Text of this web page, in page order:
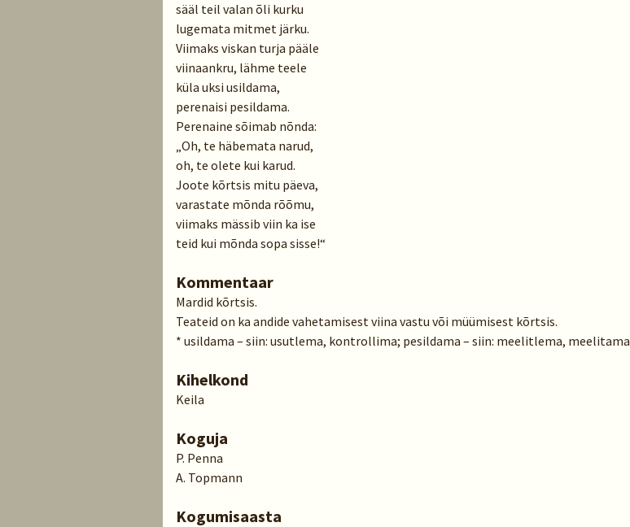
sääl teil valan õli kurku
lugemata mitmet järku.
Viimaks viskan turja pääle
viinaankru, lähme teele
küla uksi usildama,
perenaisi pesildama.
Perenaine sõimab nõnda:
„Oh, te häbemata narud,
oh, te olete kui karud.
Joote kõrtsis mitu päeva,
varastate mõnda rõõmu,
viimaks mässib viin ka ise
teid kui mõnda sopa sisse!“
Kommentaar
Mardid kõrtsis.
Teateid on ka andide vahetamisest viina vastu või müümisest kõrtsis.
* usildama – siin: usutlema, kontrollima; pesildama – siin: meelitlema, meelitama
Kihelkond
Keila
Koguja
P. Penna
A. Topmann
Kogumisaasta